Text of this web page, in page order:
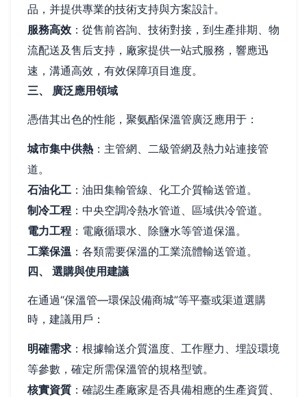
品，并提供專業的技術支持與方案設計。
服務高效 ：從售前咨詢、技術對接，到生產排期、物
流配送及售后支持，廠家提供一站式服務，響應迅
速，溝通高效，有效保障項目進度。
三、 廣泛應用領域
憑借其出色的性能，聚氨酯保溫管廣泛應用于：
城市集中供熱 ：主管網、二級管網及熱力站連接管
道。
石油化工 ：油田集輸管線、化工介質輸送管道。
制冷工程 ：中央空調冷熱水管道、區域供冷管道。
電力工程 ：電廠循環水、除鹽水等管道保溫。
工業保溫 ：各類需要保溫的工業流體輸送管道。
四、 選購與使用建議
在通過“保溫管—環保設備商城”等平臺或渠道選購
時，建議用戶：
明確需求 ：根據輸送介質溫度、工作壓力、埋設環境
等參數，確定所需保溫管的規格型號。
核實資質 ：確認生產廠家是否具備相應的生產資質、